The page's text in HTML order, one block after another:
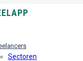
Sectoren